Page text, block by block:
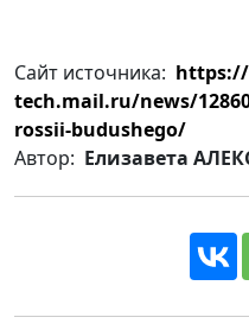
Сайт источника:
tech.mail.ru/news/
rossii-budushego/
Автор: Елизавета